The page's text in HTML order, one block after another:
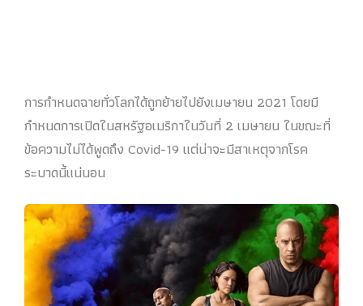
การกำหนดฉายทั่วโลกได้ถูกย้ายไปยังเมษายน 2021 โดยมี
กำหนดการเปิดในสหรัฐอเมริกาในวันที่ 2 เมษายน ในขณะที่
ข้อความไม่ได้พูดถึง Covid-19 แต่น่าจะมีสาเหตุจากโรค
ระบาดนี้แน่นอน